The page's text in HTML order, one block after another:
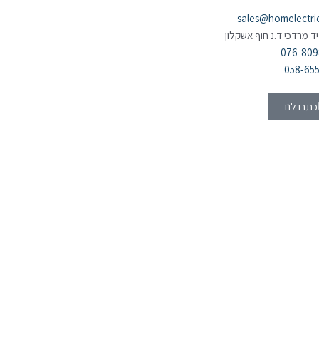
מרדכי ד.נ חוף אשקלון
076-
058-
כתבו לנו